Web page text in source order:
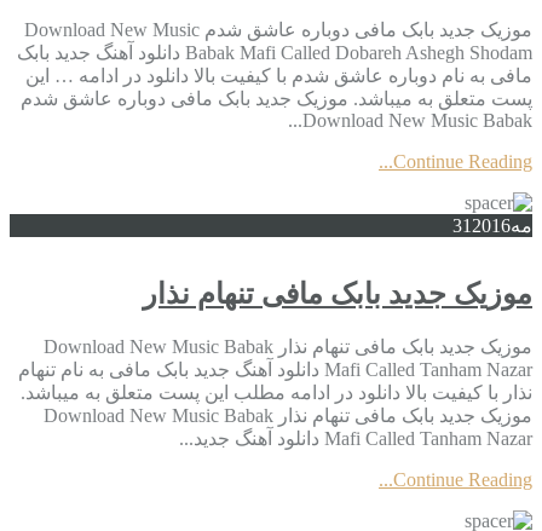
موزیک جدید بابک مافی دوباره عاشق شدم Download New Music
Babak Mafi Called Dobareh Ashegh Shodam دانلود آهنگ جدید بابک
مافی به نام دوباره عاشق شدم با کیفیت بالا دانلود در ادامه … این
پست متعلق به میباشد. موزیک جدید بابک مافی دوباره عاشق شدم
Download New Music Babak...
Continue Reading...
مه 31 2016
موزیک جدید بابک مافی تنهام نذار
موزیک جدید بابک مافی تنهام نذار Download New Music Babak
Mafi Called Tanham Nazar دانلود آهنگ جدید بابک مافی به نام تنهام
نذار با کیفیت بالا دانلود در ادامه مطلب این پست متعلق به میباشد.
موزیک جدید بابک مافی تنهام نذار Download New Music Babak
Mafi Called Tanham Nazar دانلود آهنگ جدید...
Continue Reading...